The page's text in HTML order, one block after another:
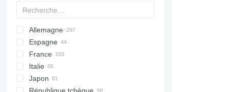
Pologne
Italie
tout afficher
Allemagne
Espagne
France
Italie
Japon